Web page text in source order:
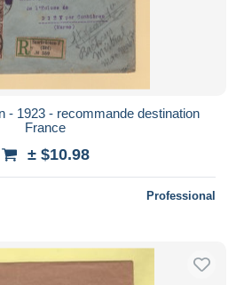
- 1923 - recommande destination
France
± $10.98
Professional